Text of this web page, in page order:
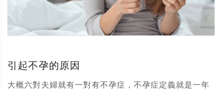
引起不孕的原因
大概六對夫婦就有一對有不孕症，不孕症定義就是一年